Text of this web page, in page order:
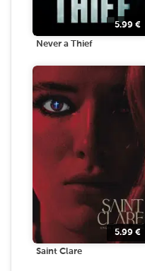
5.99 €
Never a Thief
5.99 €
Saint Clare